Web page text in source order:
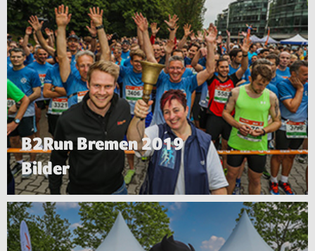
B2Run Bremen 2019
Bilder